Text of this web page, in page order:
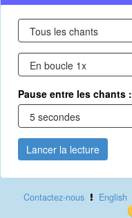
Pause entre les chants :
Lancer la lecture
Contactez-nous English